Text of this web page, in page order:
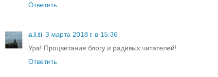
Ответить
a.l.ti 3 марта 2018 г. в 15:36
Ура! Процветания блогу и радивых читателей!
Ответить